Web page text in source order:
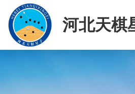
河北天棋
司